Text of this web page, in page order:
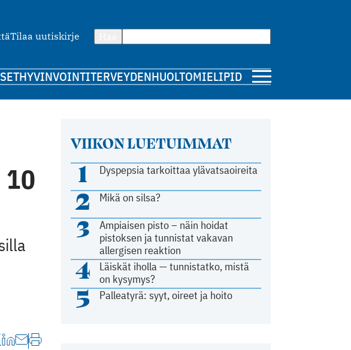
Tilaa uutiskirje
HYVINVOINTITERVEYDENHUOLTOMIELIPIDE
VIIKON LUETUIMMAT
1 Dyspepsia tarkoittaa ylävatsaoireita
2 Mikä on silsa?
3
Ampiaisen pisto – näin hoidat
pistoksen ja tunnistat vakavan
allergisen reaktion
4
Läiskät iholla — tunnistatko, mistä
on kysymys?
5 Palleatyrä: syyt, oireet ja hoito